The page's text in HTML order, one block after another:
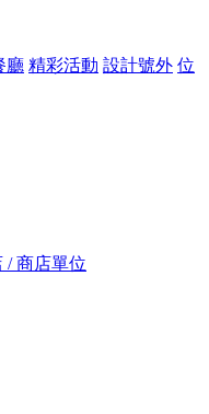
廳 精彩活動 設計號外 位
/ 商店單位